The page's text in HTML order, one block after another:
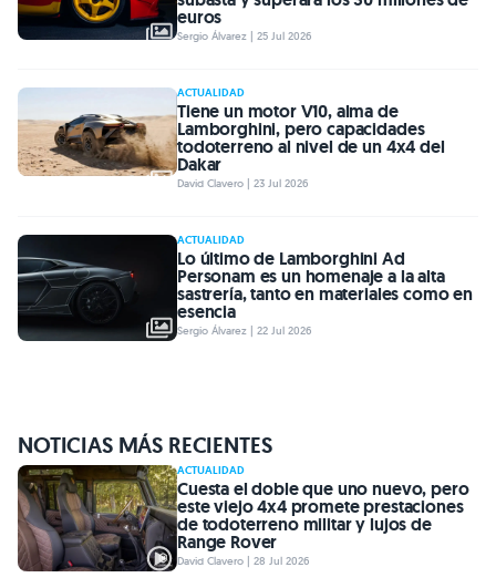
euros
Sergio Álvarez | 25 Jul 2026
ACTUALIDAD
Tiene un motor V10, alma de
Lamborghini, pero capacidades
todoterreno al nivel de un 4x4 del
Dakar
David Clavero | 23 Jul 2026
ACTUALIDAD
Lo último de Lamborghini Ad
Personam es un homenaje a la alta
sastrería, tanto en materiales como en
esencia
Sergio Álvarez | 22 Jul 2026
NOTICIAS MÁS RECIENTES
ACTUALIDAD
Cuesta el doble que uno nuevo, pero
este viejo 4x4 promete prestaciones
de todoterreno militar y lujos de
Range Rover
David Clavero | 28 Jul 2026